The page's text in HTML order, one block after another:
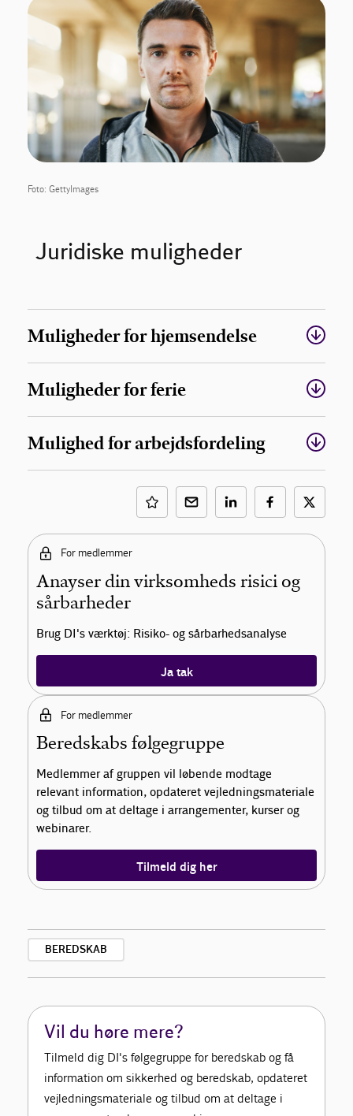
Foto: GettyImages
Juridiske muligheder
Muligheder for hjemsendelse
Muligheder for ferie
Mulighed for arbejdsfordeling
For medlemmer
Anayser din virksomheds risici og
sårbarheder
Brug DI's værktøj: Risiko- og sårbarhedsanalyse
Ja tak
For medlemmer
Beredskabs følgegruppe
Medlemmer af gruppen vil løbende modtage
relevant information, opdateret vejledningsmateriale
og tilbud om at deltage i arrangementer, kurser og
webinarer.
Tilmeld dig her
BEREDSKAB
Vil du høre mere?
Tilmeld dig DI's følgegruppe for beredskab og få
information om sikkerhed og beredskab, opdateret
vejledningsmateriale og tilbud om at deltage i